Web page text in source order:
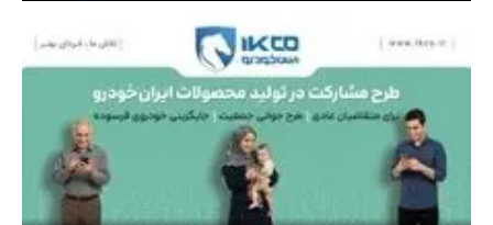
برای عموم مردم بدون قرعه‌کشی